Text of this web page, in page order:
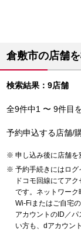
倉敷市の店舗
検索結果：9店舗
全9件中1 〜 9件目
予約申込する店舗/
申し込み後に店舗を
予約手続きにはログ
ドコモ回線にてア
です。ネットワーク
Wi-Fiまたはご自宅
アカウントのID／
い方も、dアカウン